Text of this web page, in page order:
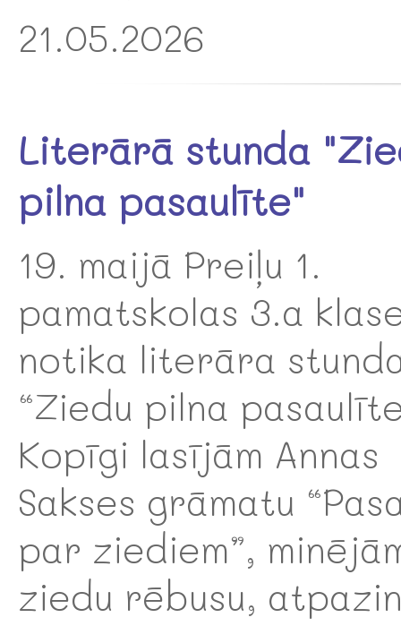
21.05.2026
Literārā stunda
pilna pasaulīte"
19. maijā Preiļu 1.
pamatskolas 3.a
notika literāra
“Ziedu pilna
Kopīgi lasījām Annas
Sakses grāmatu
par ziediem”,
ziedu rēbusu,